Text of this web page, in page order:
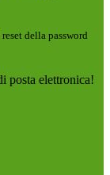
della password
posta elettronica!